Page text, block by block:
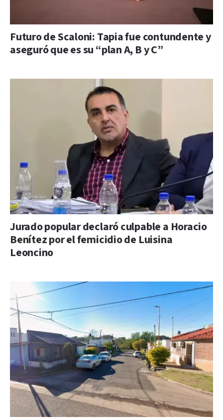
Futuro de Scaloni: Tapia fue contundente y
aseguró que es su “plan A, B y C”
Jurado popular declaró culpable a Horacio
Benítez por el femicidio de Luisina
Leoncino